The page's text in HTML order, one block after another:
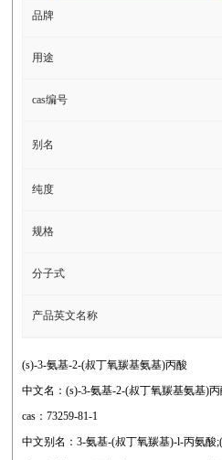
品牌
用途
cas编号
别名
纯度
规格
分子式
产品英文名称
(s)-3-氨基-2-(叔丁氧羰基氨基)丙酸
中文名：(s)-3-氨基-2-(叔丁氧羰基氨基)
cas：73259-81-1
中文别名：3-氨基-(叔丁氧羰基)-l-丙氨酸;(